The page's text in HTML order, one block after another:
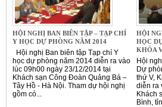
HỘI NGHỊ BAN BIÊN TẬP – TẠP CHÍ
Y HỌC DỰ PHÒNG NĂM 2014
Hội nghị Ban biên tập Tạp chí Y
học dự phòng năm 2014 diễn ra vào
lúc 09h00 ngày 23/12/2014 tại
Khách sạn Công Đoàn Quảng Bá –
Tây Hồ - Hà Nội. Tham dự hội nghị
gồm có...
HỘI
HỌC
KHÓA
Hội
Dự
thứ V,
diễn ra
Khách
Bình,